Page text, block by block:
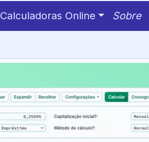
Calculadoras Online Sobre